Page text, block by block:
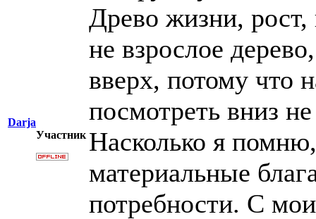
Darja
Участник
Древо жизни,
не взрослое
вверх, потому что
посмотреть вниз
Насколько я
материальные
потребности. С